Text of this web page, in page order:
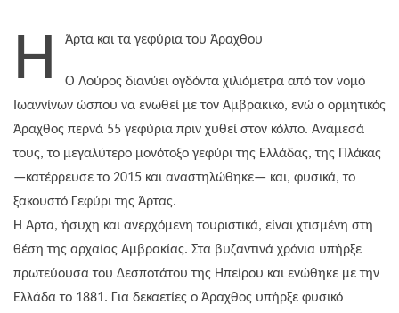
Η Άρτα και τα γεφύρια του Άραχθου
Ο Λούρος διανύει ογδόντα χιλιόμετρα από τον νομό
Ιωαννίνων ώσπου να ενωθεί με τον Αμβρακικό, ενώ ο ορμητικός
Άραχθος περνά 55 γεφύρια πριν χυθεί στον κόλπο. Ανάμεσά
τους, το μεγαλύτερο μονότοξο γεφύρι της Ελλάδας, της Πλάκας
—κατέρρευσε το 2015 και αναστηλώθηκε— και, φυσικά, το
ξακουστό Γεφύρι της Άρτας.
Η Άρτα, ήσυχη και ανερχόμενη τουριστικά, είναι χτισμένη στη
θέση της αρχαίας Αμβρακίας. Στα βυζαντινά χρόνια υπήρξε
πρωτεύουσα του Δεσποτάτου της Ηπείρου και ενώθηκε με την
Ελλάδα το 1881. Για δεκαετίες ο Άραχθος υπήρξε φυσικό